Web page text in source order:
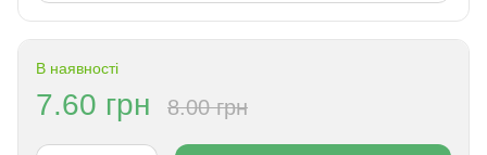
В наявності
7.60 грн 8.00 грн